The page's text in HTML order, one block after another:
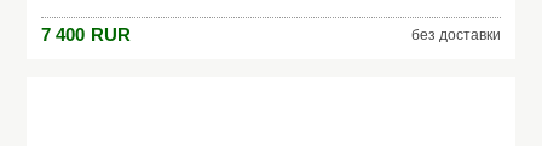
7 400 RUR без доставки